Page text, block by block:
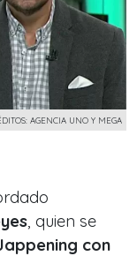
AGENCIA UNO Y MEGA
, quien se
con